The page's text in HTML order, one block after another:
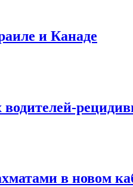
и Канаде
в новом